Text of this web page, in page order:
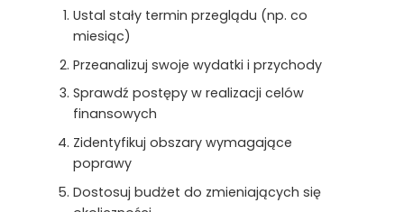
Ustal stały termin przeglądu (np. co
miesiąc)
Przeanalizuj swoje wydatki i przychody
Sprawdź postępy w realizacji celów
finansowych
Zidentyfikuj obszary wymagające
poprawy
Dostosuj budżet do zmieniających się